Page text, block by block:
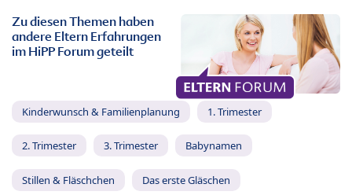
Zu diesen Themen haben
andere Eltern Erfahrungen
im HiPP Forum geteilt
Kinderwunsch & Familienplanung 1. Trimester
2. Trimester 3. Trimester Babynamen
Stillen & Fläschchen Das erste Gläschen